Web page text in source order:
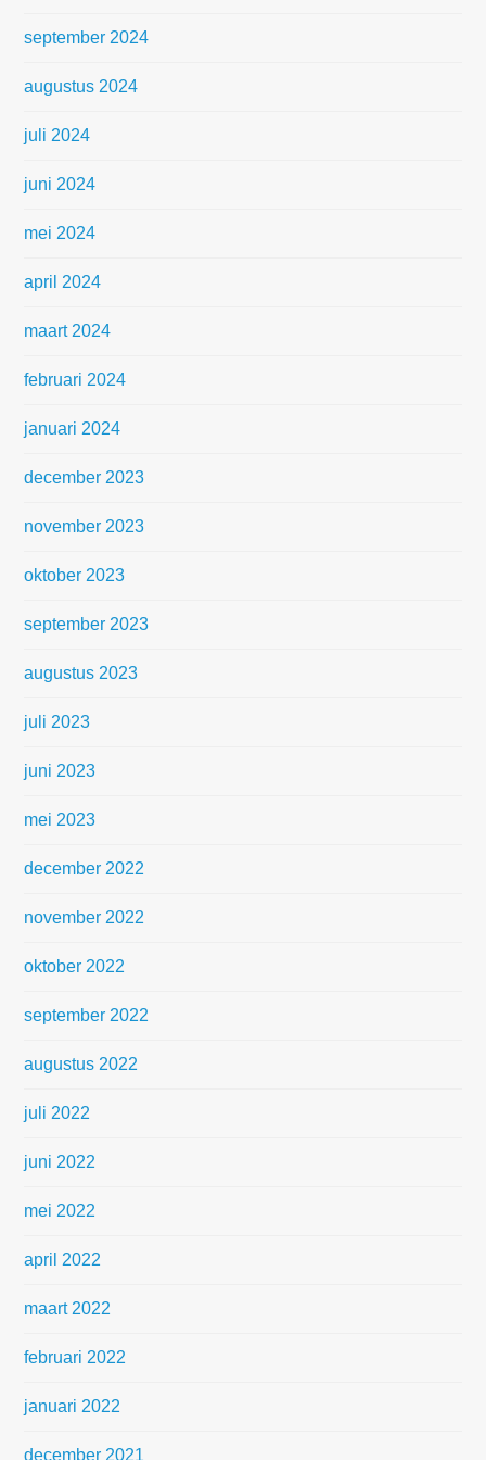
september 2024
augustus 2024
juli 2024
juni 2024
mei 2024
april 2024
maart 2024
februari 2024
januari 2024
december 2023
november 2023
oktober 2023
september 2023
augustus 2023
juli 2023
juni 2023
mei 2023
december 2022
november 2022
oktober 2022
september 2022
augustus 2022
juli 2022
juni 2022
mei 2022
april 2022
maart 2022
februari 2022
januari 2022
december 2021